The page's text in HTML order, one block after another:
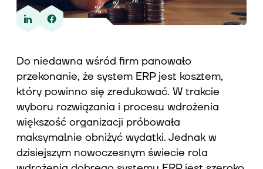
Do niedawna wśród firm panowało
przekonanie, że system ERP jest kosztem,
który powinno się zredukować. W trakcie
wyboru rozwiązania i procesu wdrożenia
większość organizacji próbowała
maksymalnie obniżyć wydatki. Jednak w
dzisiejszym nowoczesnym świecie rola